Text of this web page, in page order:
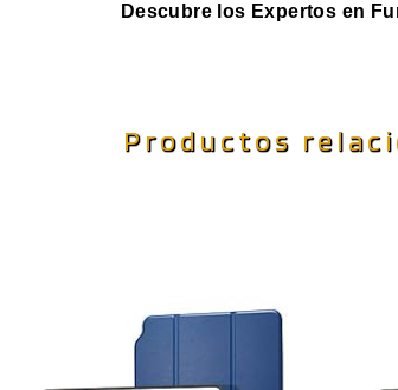
Descubre los Expertos en
Productos